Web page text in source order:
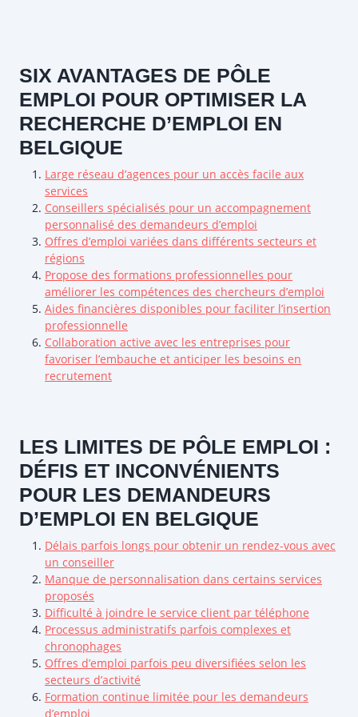
SIX AVANTAGES DE PÔLE
EMPLOI POUR OPTIMISER LA
RECHERCHE D’EMPLOI EN
BELGIQUE
Large réseau d’agences pour un accès facile aux
services
Conseillers spécialisés pour un accompagnement
personnalisé des demandeurs d’emploi
Offres d’emploi variées dans différents secteurs et
régions
Propose des formations professionnelles pour
améliorer les compétences des chercheurs d’emploi
Aides financières disponibles pour faciliter l’insertion
professionnelle
Collaboration active avec les entreprises pour
favoriser l’embauche et anticiper les besoins en
recrutement
LES LIMITES DE PÔLE EMPLOI :
DÉFIS ET INCONVÉNIENTS
POUR LES DEMANDEURS
D’EMPLOI EN BELGIQUE
Délais parfois longs pour obtenir un rendez-vous avec
un conseiller
Manque de personnalisation dans certains services
proposés
Difficulté à joindre le service client par téléphone
Processus administratifs parfois complexes et
chronophages
Offres d’emploi parfois peu diversifiées selon les
secteurs d’activité
Formation continue limitée pour les demandeurs
d’emploi